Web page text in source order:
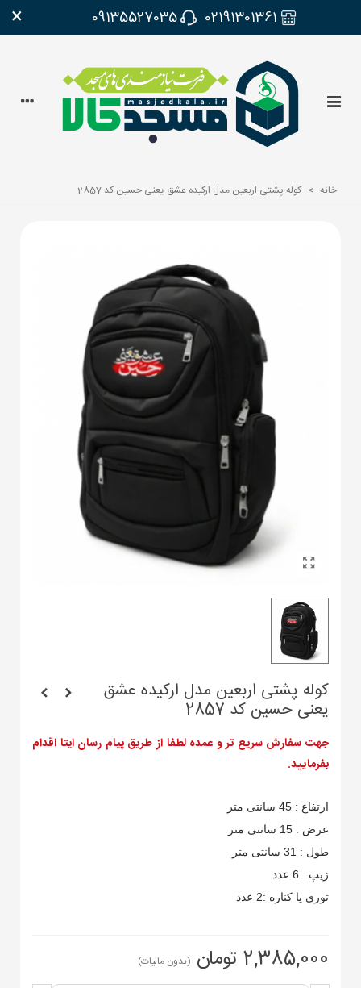
02191301361
09135527035
×
خانه > کوله پشتی اربعین مدل ارکیده عشق یعنی حسین کد 2857
کوله پشتی اربعین مدل ارکیده عشق
یعنی حسین کد 2857
جهت سفارش سریع تر و عمده لطفا از طریق پیام رسان ایتا اقدام
بفرمایید.
ارتفاع : 45 سانتی متر
عرض : 15 سانتی متر
طول : 31 سانتی متر
زیپ : 6 عدد
توری یا کناره :2 عدد
2,385,000 تومان (بدون مالیات)